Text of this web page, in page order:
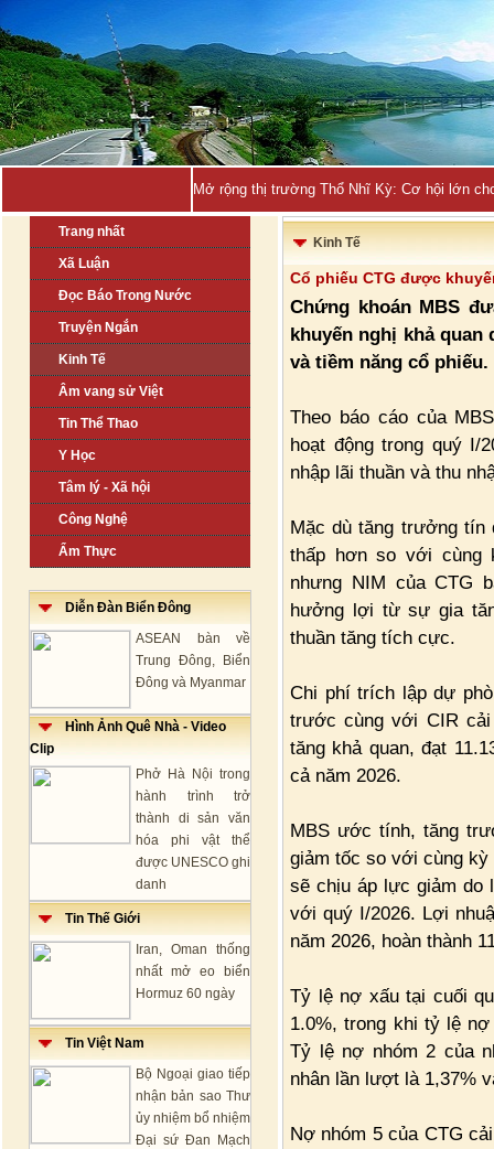
Mở rộng thị trường Thổ Nhĩ Kỳ: Cơ hội lớn
Trang nhất
Xã Luận
Đọc Báo Trong Nước
Truyện Ngắn
Kinh Tế
Âm vang sử Việt
Tin Thể Thao
Y Học
Tâm lý - Xã hội
Công Nghệ
Ẩm Thực
Diễn Đàn Biển Đông
ASEAN bàn về
Trung Đông, Biển
Đông và Myanmar
Hình Ảnh Quê Nhà - Video
Clip
Phở Hà Nội trong
hành trình trở
thành di sản văn
hóa phi vật thể
được UNESCO ghi
danh
Tin Thế Giới
Iran, Oman thống
nhất mở eo biển
Hormuz 60 ngày
Tin Việt Nam
Bộ Ngoại giao tiếp
nhận bản sao Thư
ủy nhiệm bổ nhiệm
Đại sứ Đan Mạch
Kinh Tế
Cổ phiếu CTG được
Chứng khoán MBS
khuyến nghị khả
và tiềm năng cổ phiếu.
Theo báo cáo của
hoạt động trong quý I/
nhập lãi thuần và thu
Mặc dù tăng trưởng tín
thấp hơn so với cùng
nhưng NIM của CTG
hưởng lợi từ sự gia
thuần tăng tích cực.
Chi phí trích lập dự
trước cùng với CIR
tăng khả quan, đạt
cả năm 2026.
MBS ước tính, tăng
giảm tốc so với cùng
sẽ chịu áp lực giảm do
với quý I/2026. Lợi
năm 2026, hoàn thành
Tỷ lệ nợ xấu tại cuối
1.0%, trong khi tỷ lệ
Tỷ lệ nợ nhóm 2 của
nhân lần lượt là 1,37%
Nợ nhóm 5 của CTG